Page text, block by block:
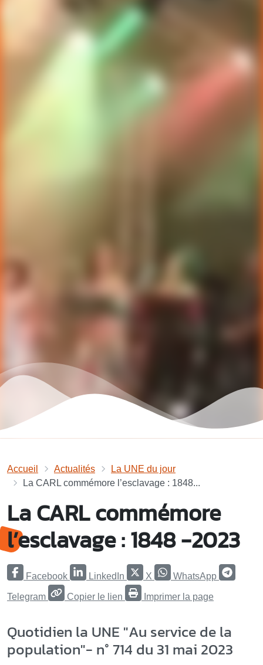
Accueil Actualités
La UNE du jour
La CARL commémore l’esclavage : 1848...
La CARL commémore
l’esclavage : 1848 -2023
Facebook LinkedIn X WhatsApp
Telegram Copier le lien Imprimer la page
Quotidien la UNE "Au service de la
population"- n° 714 du 31 mai 2023